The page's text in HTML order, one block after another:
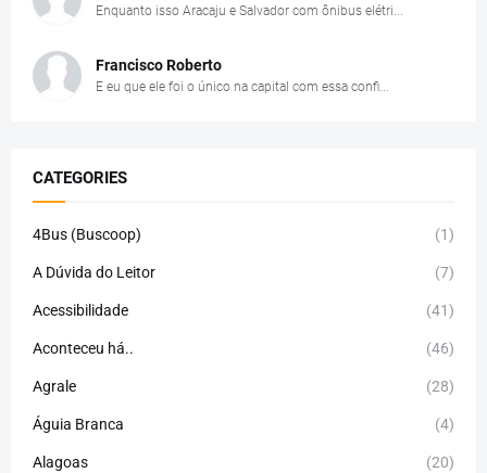
Enquanto isso Aracaju e Salvador com ônibus elétri...
Francisco Roberto
E eu que ele foi o único na capital com essa confi...
CATEGORIES
4Bus (Buscoop) (1)
A Dúvida do Leitor (7)
Acessibilidade (41)
Aconteceu há.. (46)
Agrale (28)
Águia Branca (4)
Alagoas (20)